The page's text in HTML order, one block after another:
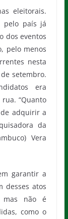
eleitorais.
pelo país já
dos eventos
pelo menos
nesta
setembro.
era
“Quanto
adquirir a
da
Vera
garantir a
desses atos
mas não é
como o